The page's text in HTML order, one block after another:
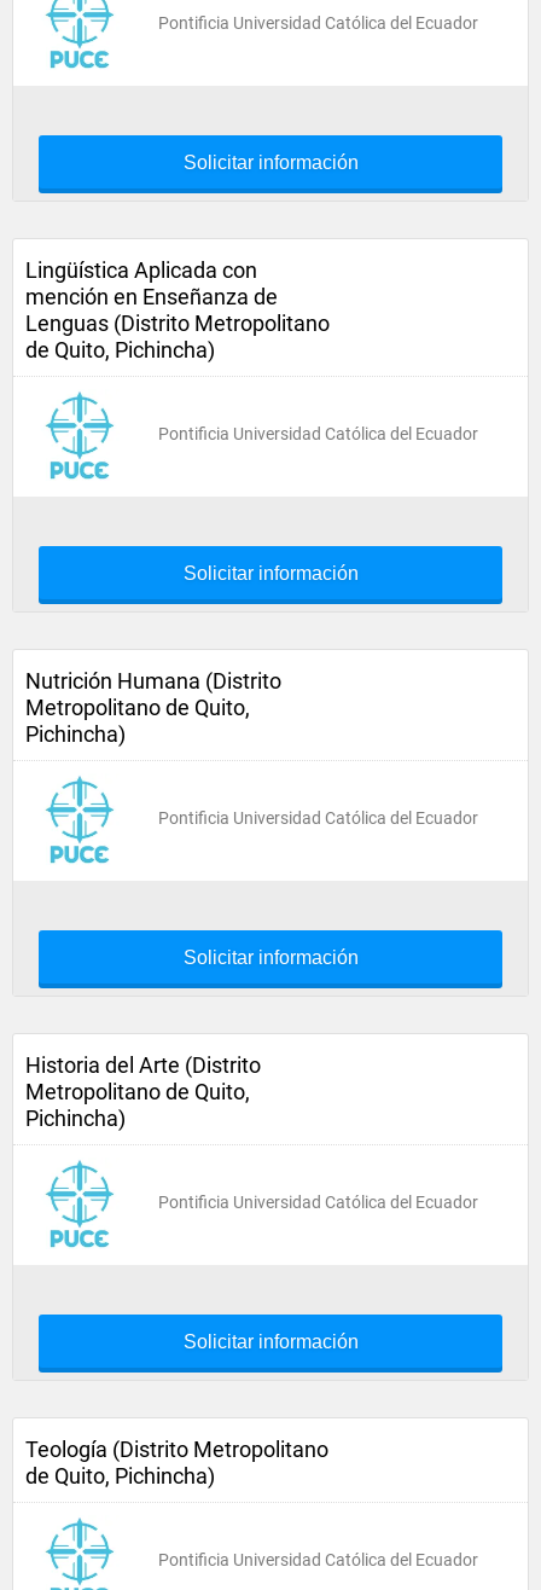
Pontificia Universidad Católica del Ecuador
Solicitar información
Lingüística Aplicada con
mención en Enseñanza de
Lenguas (Distrito Metropolitano
de Quito, Pichincha)
Pontificia Universidad Católica del Ecuador
Solicitar información
Nutrición Humana (Distrito
Metropolitano de Quito,
Pichincha)
Pontificia Universidad Católica del Ecuador
Solicitar información
Historia del Arte (Distrito
Metropolitano de Quito,
Pichincha)
Pontificia Universidad Católica del Ecuador
Solicitar información
Teología (Distrito Metropolitano
de Quito, Pichincha)
Pontificia Universidad Católica del Ecuador